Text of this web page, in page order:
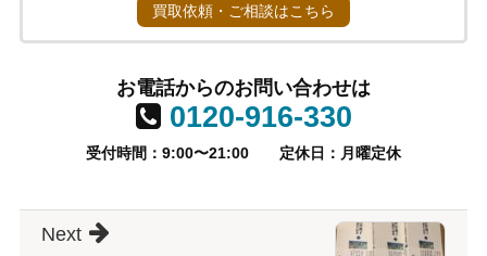
買取依頼・ご相談はこちら
お電話からのお問い合わせは
0120-916-330
受付時間：9:00〜21:00 定休日：月曜定休
Next